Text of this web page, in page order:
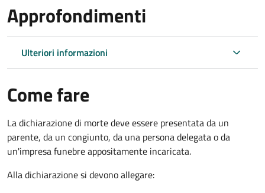
Approfondimenti
Ulteriori informazioni
Come fare
La dichiarazione di morte deve essere presentata da un
parente, da un congiunto, da una persona delegata o da
un'impresa funebre appositamente incaricata.
Alla dichiarazione si devono allegare: